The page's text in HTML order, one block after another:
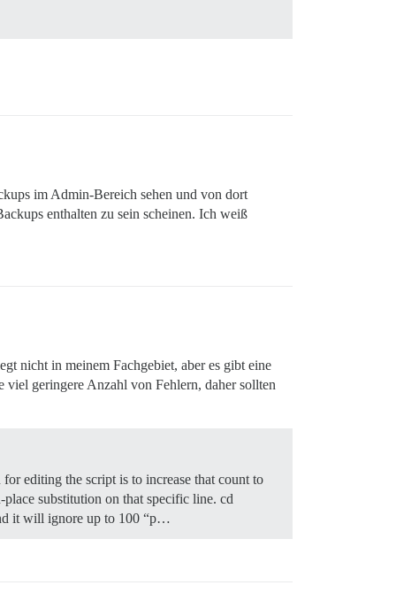
im Admin-Bereich sehen und von dort
enthalten zu sein scheinen. Ich weiß
nicht in meinem Fachgebiet, aber es gibt eine
geringere Anzahl von Fehlern, daher sollten
for editing the script is to increase that count to
substitution on that specific line. cd
it will ignore up to 100 “p…